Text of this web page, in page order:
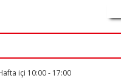
içi 10:00 - 17:00